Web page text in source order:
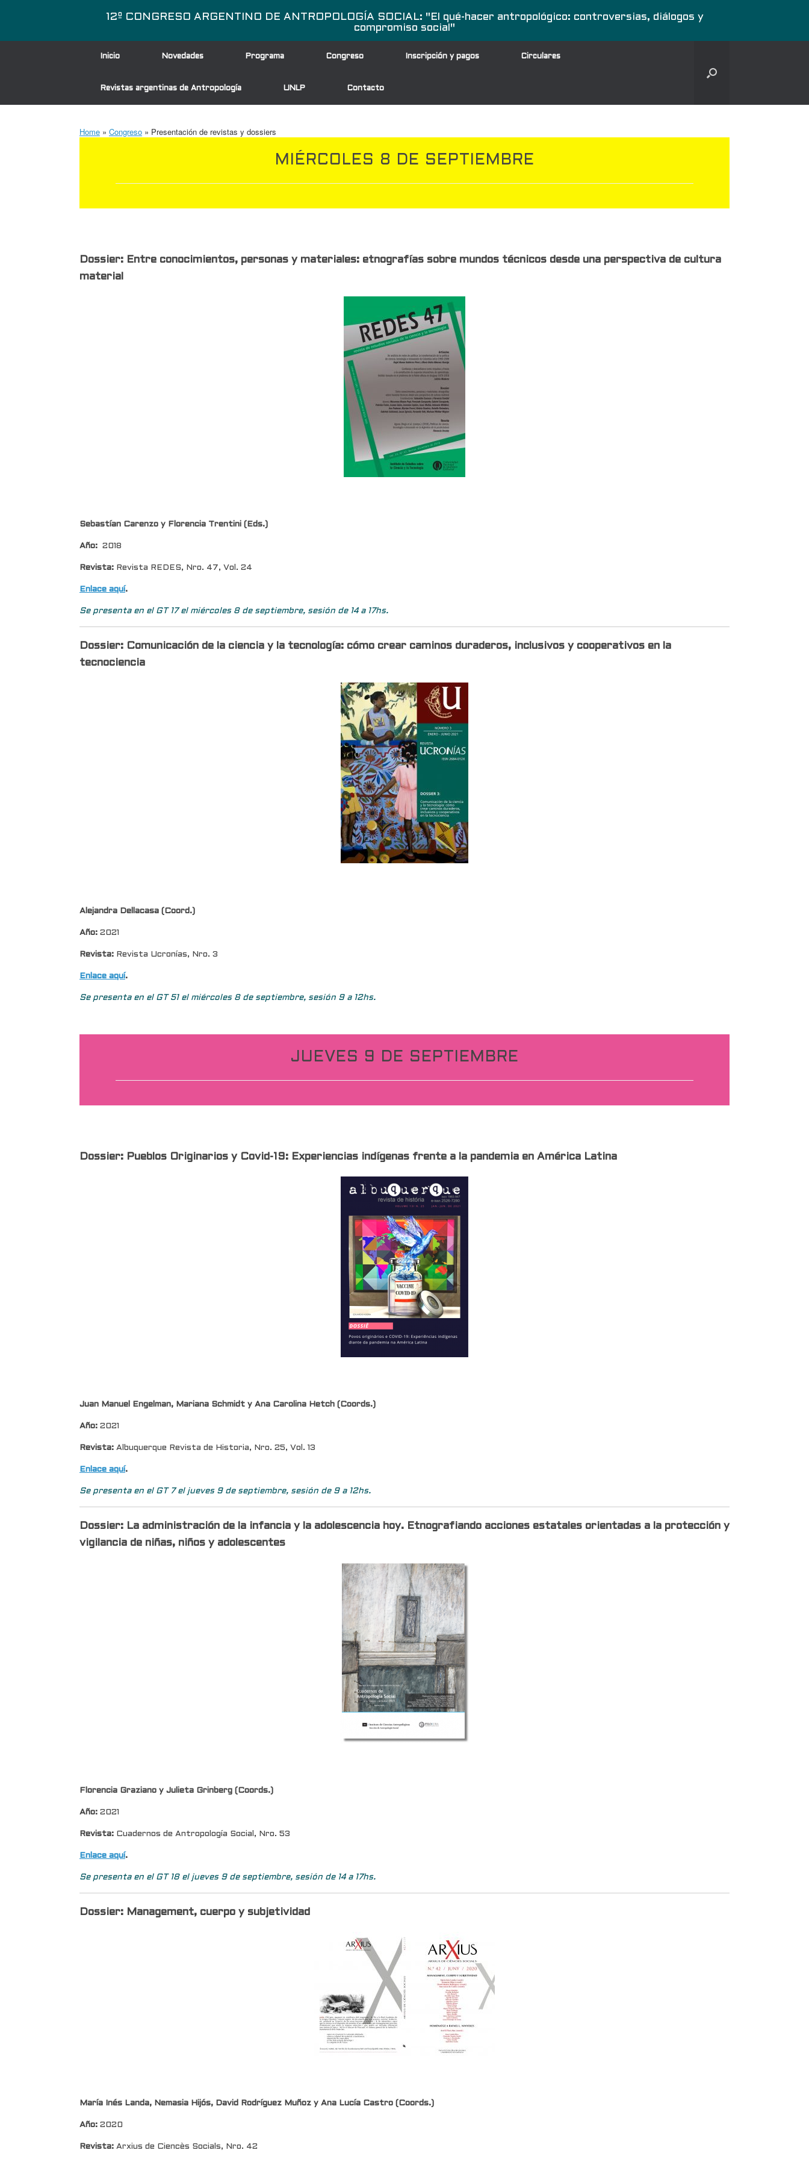
12º CONGRESO ARGENTINO DE ANTROPOLOGÍA SOCIAL: "El qué-hacer antropológico: controversias, diálogos y
compromiso social"
Inicio Novedades Programa Congreso Inscripción y pagos Circulares
Revistas argentinas de Antropología UNLP Contacto
Home » Congreso » Presentación de revistas y dossiers
MIÉRCOLES 8 DE SEPTIEMBRE
Dossier: Entre conocimientos, personas y materiales: etnografías sobre mundos técnicos desde una perspectiva de cultura
material
Sebastían Carenzo y Florencia Trentini (Eds.)
Año: 2018
Revista: Revista REDES, Nro. 47, Vol. 24
Enlace aquí.
Se presenta en el GT 17 el miércoles 8 de septiembre, sesión de 14 a 17hs.
Dossier: Comunicación de la ciencia y la tecnología: cómo crear caminos duraderos, inclusivos y cooperativos en la
tecnociencia
Alejandra Dellacasa (Coord.)
Año: 2021
Revista: Revista Ucronías, Nro. 3
Enlace aquí.
Se presenta en el GT 51 el miércoles 8 de septiembre, sesión 9 a 12hs.
JUEVES 9 DE SEPTIEMBRE
Dossier: Pueblos Originarios y Covid-19: Experiencias indígenas frente a la pandemia en América Latina
Juan Manuel Engelman, Mariana Schmidt y Ana Carolina Hetch (Coords.)
Año: 2021
Revista: Albuquerque Revista de Historia, Nro. 25, Vol. 13
Enlace aquí.
Se presenta en el GT 7 el jueves 9 de septiembre, sesión de 9 a 12hs.
Dossier: La administración de la infancia y la adolescencia hoy. Etnografiando acciones estatales orientadas a la protección y
vigilancia de niñas, niños y adolescentes
Florencia Graziano y Julieta Grinberg (Coords.)
Año: 2021
Revista: Cuadernos de Antropología Social, Nro. 53
Enlace aquí.
Se presenta en el GT 18 el jueves 9 de septiembre, sesión de 14 a 17hs.
Dossier: Management, cuerpo y subjetividad
María Inés Landa, Nemasia Hijós, David Rodríguez Muñoz y Ana Lucía Castro (Coords.)
Año: 2020
Revista: Arxius de Ciencès Socials, Nro. 42